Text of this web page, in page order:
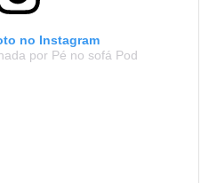
no Instagram
por Pé no sofá Pod